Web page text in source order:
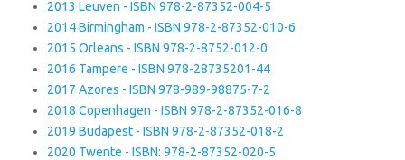
2013 Leuven - ISBN 978-2-87352-004-5
2014 Birmingham - ISBN 978-2-87352-010-6
2015 Orleans - ISBN 978-2-8752-012-0
2016 Tampere - ISBN 978-28735201-44
2017 Azores - ISBN 978-989-98875-7-2
2018 Copenhagen - ISBN 978-2-87352-016-8
2019 Budapest - ISBN 978-2-87352-018-2
2020 Twente - ISBN: 978-2-87352-020-5